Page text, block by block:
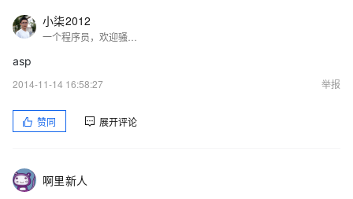
根 据微软公布的计划，在该公司下一次发布.NET开发框架时，整个
服务器开发环境，从ASP.NET 5下至Common Language Runtime
开发基于云的.NET应用，微软也承诺未来将会在Mac和Linux系统
开发者部门副总裁S. Somasegar对此表示，开源.NET将能让更多
小柒2012
asp
2014-11-14 16:58:27
举报
赞同 展开评论
啊里新人